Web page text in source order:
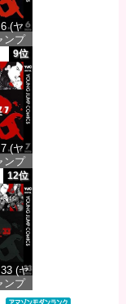
(ヤ
ンプ
ス
¥100
9位
(ヤ
ンプ
ス
¥100
12位
(ヤ
ンプ
ス